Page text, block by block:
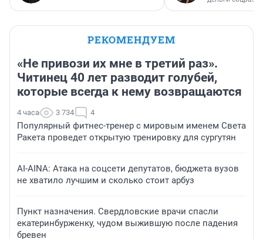
РЕКОМЕНДУЕМ
«Не привози их мне в третий раз».
Читинец 40 лет разводит голубей,
которые всегда к нему возвращаются
4 часа 3 734 4
Популярный фитнес-тренер с мировым именем Света
Ракета проведет открытую тренировку для сургутян
AI-AINA: Атака на соцсети депутатов, бюджета вузов
не хватило лучшим и сколько стоит арбуз
Пункт назначения. Свердловские врачи спасли
екатеринбурженку, чудом выжившую после падения
бревен